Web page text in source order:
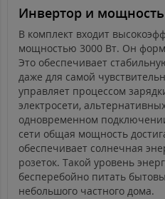
Инвертор и мощность
В комплект входит
мощностью 3000 Вт. Он
Это обеспечивает
даже для самой
управляет процессом
электросети,
одновременном
сети общая мощность
обеспечивает солнечная
розеток. Такой уровень
бесперебойно питать
небольшого частного дома.